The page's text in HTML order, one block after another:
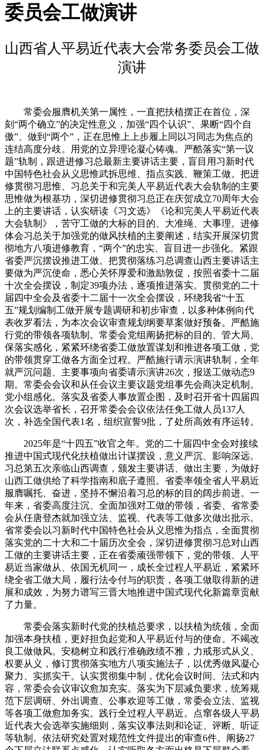
委员会工做演讲
山西省人平易近代表大会常务委员会工做
演讲
常委会服膺机关第一属性，一直把扶植摆正在首位，深
刻“两个确立”的决定性意义，加强“四个认识”、果断“四个自
傲”、做到“两个”，正在思惟上上步履上同以习同志为焦点的
连结高度分歧。用党的立异理论凝心铸魂。严酷落实“第一议
题”轨制，跟进进修习总最新主要讲话主要，盲目用习新时代
中国特色社会从义思惟武拆思维、指点实践、鞭策工做。把进
修贯彻习思惟、习总关于和完美人平易近代表大会轨制的主要
思惟做为根基功，深切进修贯彻习总正在庆贺成立70周年大会
上的主要讲话，认实研读《习文选》《论和完美人平易近代表
大会轨制》，苦守工做的大标的目的、大准绳、大事理。进修
体会习总关于加强党的做风扶植的主要阐述，结实开展深切贯
彻地方八项进修教育，“两个”的忠实、盲目进一步强化。紧跟
省委严沉摆设推进工做。把贯彻落练习总调查山西主要讲话主
要做为严沉使命，悉心关怀厚爱和激励敦促，按照省委十二届
十次全会摆设，制定39项办法，逐项推进落实。贯彻党的二十
届四中全会及省委十二届十一次全会摆设，环绕我省“十五
五”规划编制工做开展专题调研和初步审查，以多种体例向代
表收罗看法，为本次会议审查规划纲要草案做好预备。严酷施
行党的带领各项轨制。常委会党组阐扬把标的目的、管大局、
保落实感化，紧紧环绕省委工做放置谋划和推进各项工做，党
的带领贯穿工做各方面全过程。严酷施行请示演讲轨制，全年
就严沉问题、主要事项向省委请示演讲26次，报送工做动态9
期。常委会会议和从任会议主要议题党组事先会商决定机制。
党小组感化。落实及省委人事放置企图，及时召开省十四届四
次会议选举省长，召开常委会会议依法任免工做人员137人
次，补选全国代表1名，组织宣誓9批，了处所高效有序运转。
2025年是“十四五”收官之年。党的二十届四中全会对接续
推进中国式现代化扶植做出计谋摆设，意义严沉、影响深远。
习总第五次亲临山西调查，颁发主要讲话、做出主要，为做好
山西工做供给了科学指南和底子遵照。省委率领全省人平易近
服膺嘱托、奋进，坚持不懈沿着习总的标的目的阔步前进。一
年来，省委高度注沉、全面加强对工做的带领，省委、省常委
会从任唐登杰就加强立法、监视、代表等工做多次做出批示。
省常委会以习新时代中国特色社会从义思惟为指点，全面贯彻
落实党的二十大和二十届历次全会，深切进修贯彻习总对山西
工做的主要讲话主要，正在省委顽强带领下，党的带领、人平
易近当家做从、依国无机同一，成长全过程人平易近，紧紧环
绕全省工做大局，履行法令付与的职责，各项工做取得新的进
展和成效，为努力谱写三晋大地推进中国式现代化新篇章贡献
了力量。
常委会落实新时代党的扶植总要求，以扶植为统领，全面
加强本身扶植，更好担负起党和人平易近付与的使命。不竭改
良工做做风。安稳树立和践行准确政绩不雅，力戒形式从义、
权要从义，修订贯彻落实地方八项实施法子，以优秀做风凝心
聚力、实抓实干。认实贯彻集中制，优化会议时间、法式和内
容，常委会会议审议愈加充实。落实为下层减负要求，统筹规
范下层调研、外出调查、公事欢迎等工做，常委会立法、监视
等各项工做愈加务实。践行全过程人平易近。点窜各级人平易
近代表大会选举实施细则，落实议事法则和论证、评断、听证
等轨制。依法研究处置对规范性文件提出的审查6件。阐扬27